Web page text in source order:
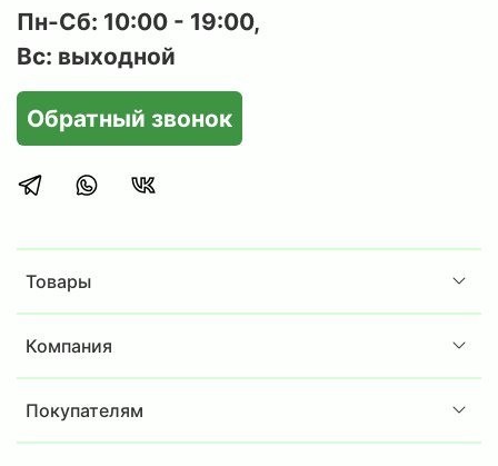
Товары
Компания
Покупателям
Пн-Сб: 10:00 - 19:00,
Вс: выходной
Обратный звонок